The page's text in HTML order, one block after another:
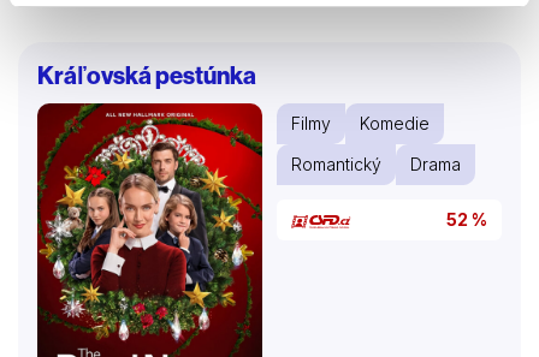
získat zpět přízeň zaměstnanců, ale také si získá jeho
Kráľovská pestúnka
Filmy
Komedie
Romantický
Drama
52 %